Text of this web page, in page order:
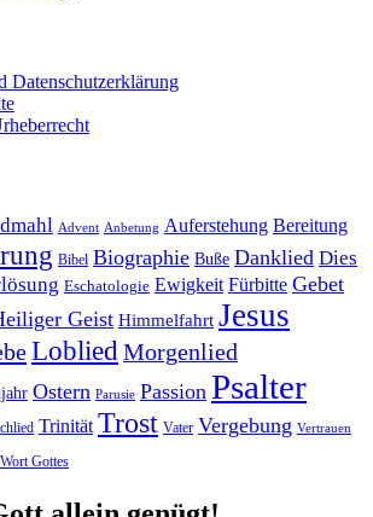
Datenschutzerklärung
Advent Anbetung Auferstehung Bereitung
Bibel Biographie Buße Danklied Dies
Eschatologie Ewigkeit Fürbitte Gebet
Geist Himmelfahrt Jesus
Loblied Morgenlied
Ostern Parusie Passion Psalter
Trinität Trost Vater Vergebung Vertrauen
Wort Gottes